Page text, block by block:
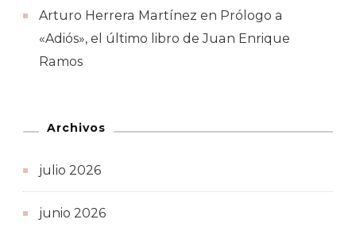
Arturo Herrera Martínez en Prólogo a
«Adiós», el último libro de Juan Enrique
Ramos
Archivos
julio 2026
junio 2026